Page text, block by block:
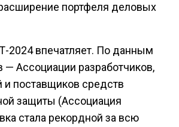
портфеля деловых
2024 впечатляет. По данным
— Ассоциации разработчиков,
и поставщиков средств
защиты (Ассоциация
стала рекордной за всю